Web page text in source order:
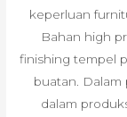
keperluan
Bahan high
finishing tempel
buatan. Dalam
dalam